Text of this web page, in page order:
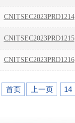
CNITSEC2023PRD1214
CNITSEC2023PRD1215
CNITSEC2023PRD1216
首页 上一页 14